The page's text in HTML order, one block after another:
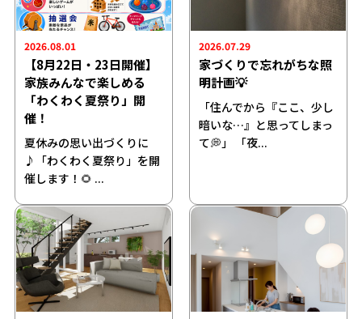
2026.08.01
【8月22日・23日開催】
家族みんなで楽しめる
「わくわく夏祭り」開
催！
夏休みの思い出づくりに
♪「わくわく夏祭り」を開
催します！🌻 ...
2026.07.29
家づくりで忘れがちな照
明計画💡
「住んでから『ここ、少し
暗いな…』と思ってしまっ
て💭」 「夜...